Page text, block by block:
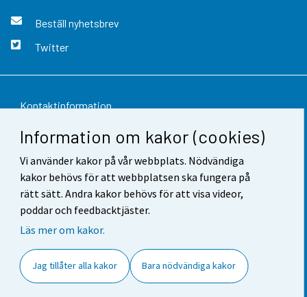
Information om kakor (cookies)
Vi använder kakor på vår webbplats. Nödvändiga
kakor behövs för att webbplatsen ska fungera på
rätt sätt. Andra kakor behövs för att visa videor,
poddar och feedbacktjäster.
Läs mer om kakor.
Jag tillåter alla kakor Bara nödvändiga kakor
Beställ nyhetsbrev
Twitter
Kontaktinformation
Respons
Användarvillkor
Dataskydd
Tillgänglighet
Cookie-inställningar